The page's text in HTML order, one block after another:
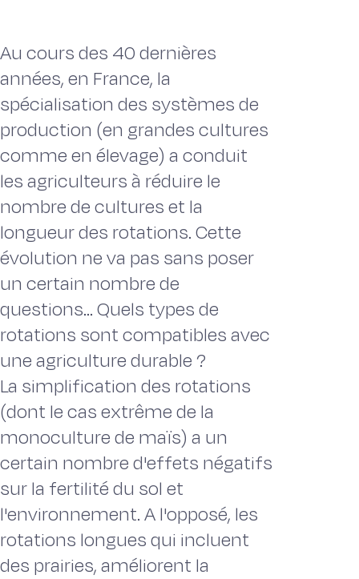
Au cours des 40 dernières
années, en France, la
spécialisation des systèmes de
production (en grandes cultures
comme en élevage) a conduit
les agriculteurs à réduire le
nombre de cultures et la
longueur des rotations. Cette
évolution ne va pas sans poser
un certain nombre de
questions... Quels types de
rotations sont compatibles avec
une agriculture durable ?
La simplification des rotations
(dont le cas extrême de la
monoculture de maïs) a un
certain nombre d'effets négatifs
sur la fertilité du sol et
l'environnement. A l'opposé, les
rotations longues qui incluent
des prairies, améliorent la